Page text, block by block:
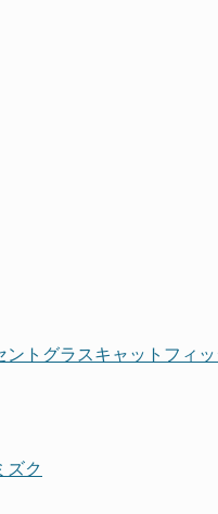
ントグラスキャットフィッ
ズク